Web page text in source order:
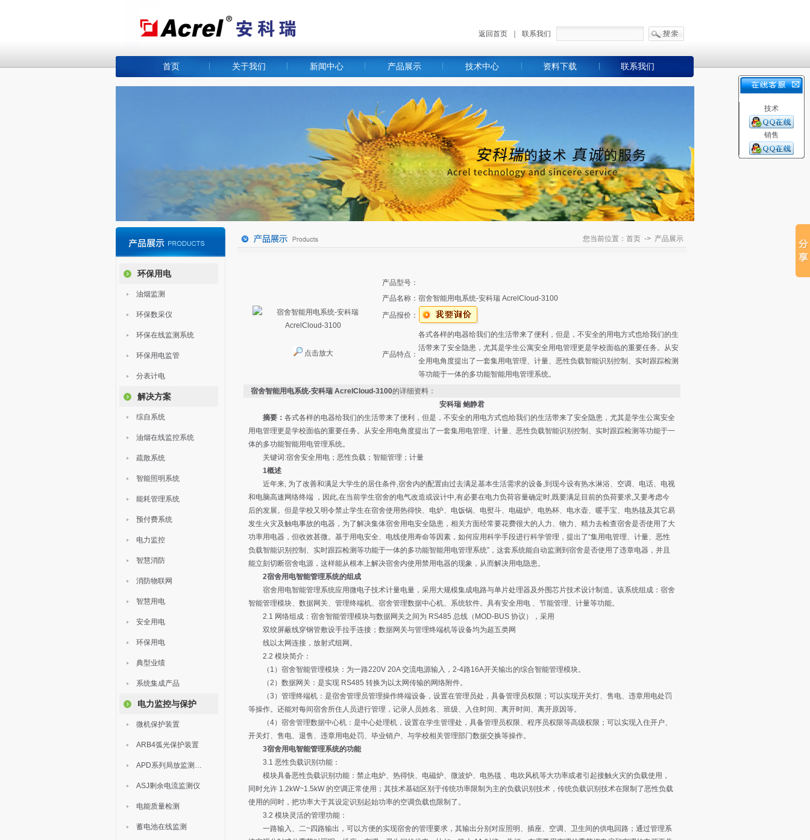
返回首页 联系我们
首页 关于我们 新闻中心 产品展示 技术中心 资料下载 联系我们
环保用电
油烟监测
环保数采仪
环保在线监测系统
环保用电监管
分表计电
解决方案
综自系统
油烟在线监控系统
疏散系统
智能照明系统
能耗管理系统
预付费系统
电力监控
智慧消防
消防物联网
智慧用电
安全用电
环保用电
典型业绩
系统集成产品
电力监控与保护
微机保护装置
ARB4弧光保护装置
APD系列局放监测装置
ASJ剩余电流监测仪
电能质量检测
蓄电池在线监测
您当前位置：首页 -> 产品展示
点击放大
产品型号：
产品名称： 宿舍智能用电系统-安科瑞 AcrelCloud-3100
产品报价：
产品特点：
各式各样的电器给我们的生活带来了便利，但是，不安全的用电方式也给我们的生
活带来了安全隐患，尤其是学生公寓安全用电管理更是学校面临的重要任务。从安
全用电角度提出了一套集用电管理、计量、恶性负载智能识别控制、实时跟踪检测
等功能于一体的多功能智能用电管理系统。
宿舍智能用电系统-安科瑞 AcrelCloud-3100的详细资料：
安科瑞 鲍静君
摘要： 各式各样的电器给我们的生活带来了便利，但是，不安全的用电方式也给我们的生活带来了安全隐患，尤其是学生公寓安全
用电管理更是学校面临的重要任务。从安全用电角度提出了一套集用电管理、计量、恶性负载智能识别控制、实时跟踪检测等功能于一
体的多功能智能用电管理系统。
关键词:宿舍安全用电；恶性负载；智能管理；计量
1概述
近年来, 为了改善和满足大学生的居住条件,宿舍内的配置由过去满足基本生活需求的设备,到现今设有热水淋浴、空调、电话、电视
和电脑高速网络终端 ，因此,在当前学生宿舍的电气改造或设计中,有必要在电力负荷容量确定时,既要满足目前的负荷要求,又要考虑今
后的发展。但是学校又明令禁止学生在宿舍使用热得快、电炉、电饭锅、电熨斗、电磁炉、电热杯、电水壶、暖手宝、电热毯及其它易
发生火灾及触电事故的电器，为了解决集体宿舍用电安全隐患，相关方面经常要花费很大的人力、物力、精力去检查宿舍是否使用了大
功率用电器，但收效甚微。基于用电安全、电线使用寿命等因素，如何应用科学手段进行科学管理，提出了“集用电管理、计量、恶性
负载智能识别控制、实时跟踪检测等功能于一体的多功能智能用电管理系统”，这套系统能自动监测到宿舍是否使用了违章电器，并且
能立刻切断宿舍电源，这样能从根本上解决宿舍内使用禁用电器的现象，从而解决用电隐患。
2宿舍用电智能管理系统的组成
宿舍用电智能管理系统应用微电子技术计量电量，采用大规模集成电路与单片处理器及外围芯片技术设计制造。该系统组成：宿舍
智能管理模块、数据网关、管理终端机、宿舍管理数据中心机、系统软件。具有安全用电 、节能管理、计量等功能。
2.1 网络组成：宿舍智能管理模块与数据网关之间为 RS485 总线（MOD-BUS 协议），采用
双绞屏蔽线穿钢管敷设手拉手连接；数据网关与管理终端机等设备均为超五类网
线以太网连接，放射式组网。
2.2 模块简介：
（1）宿舍智能管理模块：为一路220V 20A 交流电源输入，2-4路16A开关输出的综合智能管理模块。
（2）数据网关：是实现 RS485 转换为以太网传输的网络附件。
（3）管理终端机：是宿舍管理员管理操作终端设备，设置在管理员处，具备管理员权限；可以实现开关灯、售电、违章用电处罚
等操作。还能对每间宿舍所住人员进行管理，记录人员姓名、班级、入住时间、离开时间、离开原因等。
（4）宿舍管理数据中心机：是中心处理机，设置在学生管理处，具备管理员权限、程序员权限等高级权限；可以实现入住开户、
开关灯、售电、退售、违章用电处罚、毕业销户、与学校相关管理部门数据交换等操作。
3宿舍用电智能管理系统的功能
3.1 恶性负载识别功能：
模块具备恶性负载识别功能：禁止电炉、热得快、电磁炉、微波炉、电热毯 、电吹风机等大功率或者引起接触火灾的负载使用，
同时允许 1.2kW~1.5kW 的空调正常使用；其技术基础区别于传统功率限制为主的负载识别技术，传统负载识别技术在限制了恶性负载
使用的同时，把功率大于其设定识别起始功率的空调负载也限制了。
3.2 模块灵活的管理功能：
一路输入、二~四路输出，可以方便的实现宿舍的管理要求，其输出分别对应照明、插座、空调、卫生间的供电回路；通过管理系
技术
销售